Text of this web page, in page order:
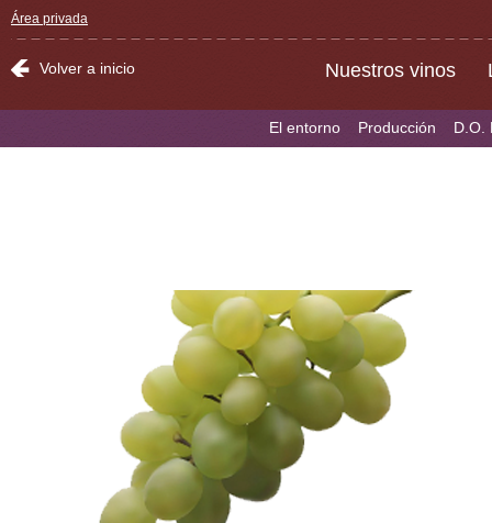
Área privada
Volver a inicio Nuestros vinos
El entorno Producción D.O.